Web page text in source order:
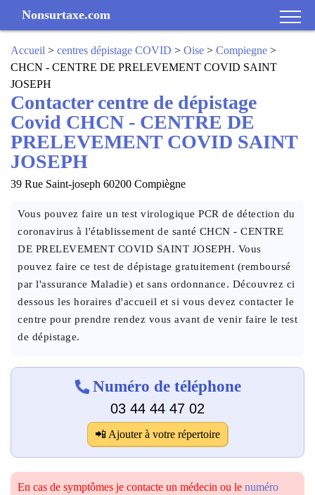
Nonsurtaxe.com
Accueil > centres dépistage COVID > Oise > Compiegne >
CHCN - CENTRE DE PRELEVEMENT COVID SAINT
JOSEPH
Contacter centre de dépistage
Covid CHCN - CENTRE DE
PRELEVEMENT COVID SAINT
JOSEPH
39 Rue Saint-joseph 60200 Compiègne
Vous pouvez faire un test virologique PCR de détection du
coronavirus à l'établissement de santé CHCN - CENTRE
DE PRELEVEMENT COVID SAINT JOSEPH. Vous
pouvez faire ce test de dépistage gratuitement (remboursé
par l'assurance Maladie) et sans ordonnance. Découvrez ci
dessous les horaires d'accueil et si vous devez contacter le
centre pour prendre rendez vous avant de venir faire le test
de dépistage.
Numéro de téléphone
03 44 44 47 02
📲 Ajouter à votre répertoire
En cas de symptômes je contacte un médecin ou le numéro